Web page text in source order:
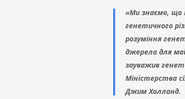
«Ми знаємо, що
генетичного
розуміння
джерела для
зауважив
Міністерства
Джим Холланд.